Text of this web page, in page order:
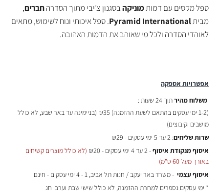
אפשרויות אספקה
משלוח מהירתוך 24 שעות :
(1-2 ימי עסקים בהתאם לשעת ההזמנה)
₪35 (בניימינה עד באר שבע, לא כולל
מושבים וקיבוצים)
שרות שליחים: 2 עד 5 ימי עסקים - ₪29
איסוף מנקודת איסוף- 2 עד 4 ימי עסקים - ₪20
(לא כולל מוצרים קשיחים
באורך מעל 60 ס"מ)
איסוף עצמי - משרד באר יעקב / חנות תל אביב, 1 - 4 ימי עסקים - חינם
* ימי עסקים נספרים למחרת ההזמנה, לא כולל שישי שבת וערבי חג
ספל מקסים עם דמותמוניקהבסגנון צ׳יבי מתוך הסדרהחברים,
מביתPyramid International. ספל איכותי ונוח לשימוש, מתאים
לאוהדי הסדרה ולכל מי שאוהב את הדמות האהובה.